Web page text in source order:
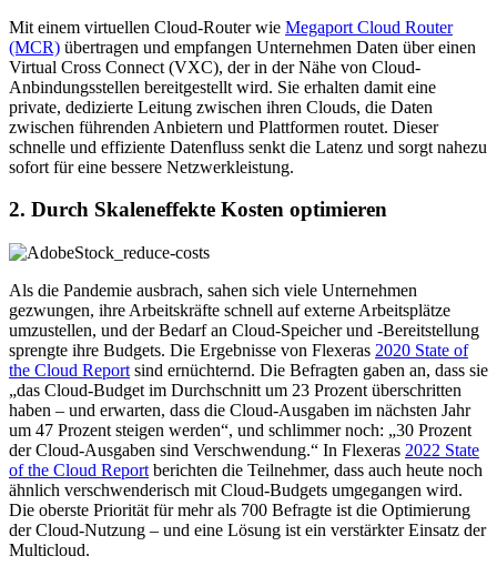
Mit einem virtuellen Cloud-Router wie Megaport Cloud Router
(MCR) übertragen und empfangen Unternehmen Daten über einen
Virtual Cross Connect (VXC), der in der Nähe von Cloud-
Anbindungsstellen bereitgestellt wird. Sie erhalten damit eine
private, dedizierte Leitung zwischen ihren Clouds, die Daten
zwischen führenden Anbietern und Plattformen routet. Dieser
schnelle und effiziente Datenfluss senkt die Latenz und sorgt nahezu
sofort für eine bessere Netzwerkleistung.
2. Durch Skaleneffekte Kosten optimieren
Als die Pandemie ausbrach, sahen sich viele Unternehmen
gezwungen, ihre Arbeitskräfte schnell auf externe Arbeitsplätze
umzustellen, und der Bedarf an Cloud-Speicher und -Bereitstellung
sprengte ihre Budgets. Die Ergebnisse von Flexeras 2020 State of
the Cloud Report sind ernüchternd. Die Befragten gaben an, dass sie
„das Cloud-Budget im Durchschnitt um 23 Prozent überschritten
haben – und erwarten, dass die Cloud-Ausgaben im nächsten Jahr
um 47 Prozent steigen werden“, und schlimmer noch: „30 Prozent
der Cloud-Ausgaben sind Verschwendung.“ In Flexeras 2022 State
of the Cloud Report berichten die Teilnehmer, dass auch heute noch
ähnlich verschwenderisch mit Cloud-Budgets umgegangen wird.
Die oberste Priorität für mehr als 700 Befragte ist die Optimierung
der Cloud-Nutzung – und eine Lösung ist ein verstärkter Einsatz der
Multicloud.